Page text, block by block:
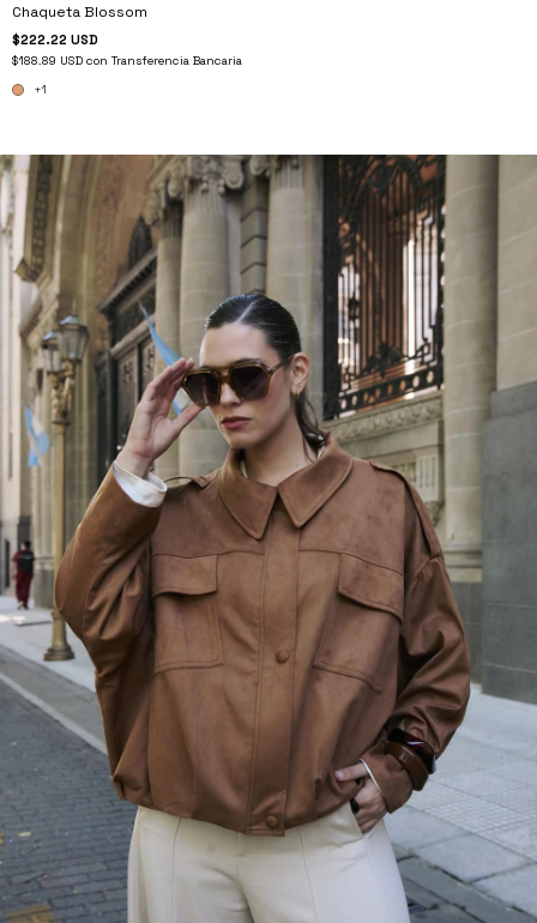
Chaqueta Blossom
$222.22 USD
$188.89 USD con Transferencia Bancaria
+1